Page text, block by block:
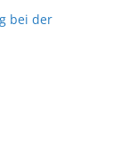
bei der